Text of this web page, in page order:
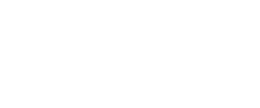
EM LUANDA HÁ VITIMAS SEGUNDO OS MORADORES
PORQUE “ANGOLA PRECISA DE SE RECONCILIAR”